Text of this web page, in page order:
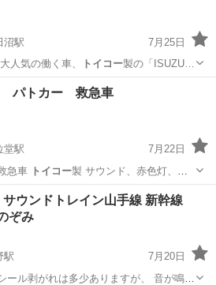
沼駅
7月25日
人気の働く車、 トイコー製の「ISUZU…
おもちゃ
パトカー 救急車
堂駅
7月22日
急車
トイコー製 サウンド、赤色灯、ヘ
ミニカー
サウンドトレイン山手線 新幹線
ぞみ
駅
7月20日
ル剥がれは多少ありますが、 音が鳴る